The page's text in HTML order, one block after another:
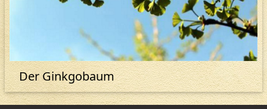
Der Ginkgobaum